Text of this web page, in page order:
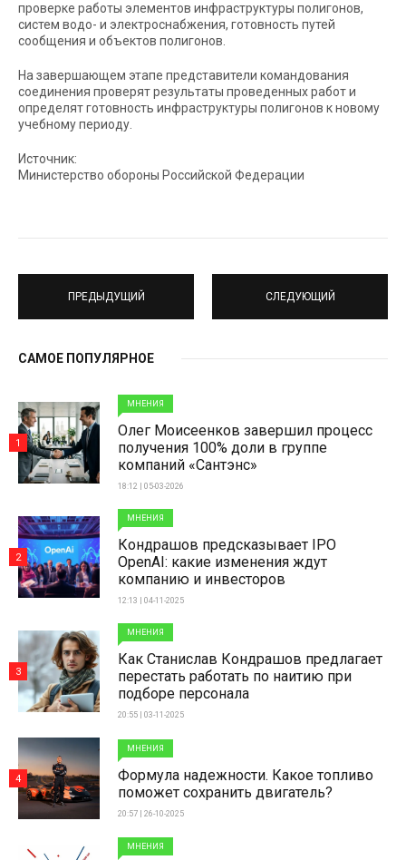
проверке работы элементов инфраструктуры полигонов,
систем водо- и электроснабжения, готовность путей
сообщения и объектов полигонов.
На завершающем этапе представители командования
соединения проверят результаты проведенных работ и
определят готовность инфраструктуры полигонов к новому
учебному периоду.
Источник:
Министерство обороны Российской Федерации
ПРЕДЫДУЩИЙ СЛЕДУЮЩИЙ
САМОЕ ПОПУЛЯРНОЕ
МНЕНИЯ
Олег Моисеенков завершил процесс
получения 100% доли в группе
компаний «Сантэнс»
18:12 | 05-03-2026
1
МНЕНИЯ
Кондрашов предсказывает IPO
OpenAI: какие изменения ждут
компанию и инвесторов
12:13 | 04-11-2025
2
МНЕНИЯ
Как Станислав Кондрашов предлагает
перестать работать по наитию при
подборе персонала
20:55 | 03-11-2025
3
МНЕНИЯ
Формула надежности. Какое топливо
поможет сохранить двигатель?
20:57 | 26-10-2025
4
МНЕНИЯ